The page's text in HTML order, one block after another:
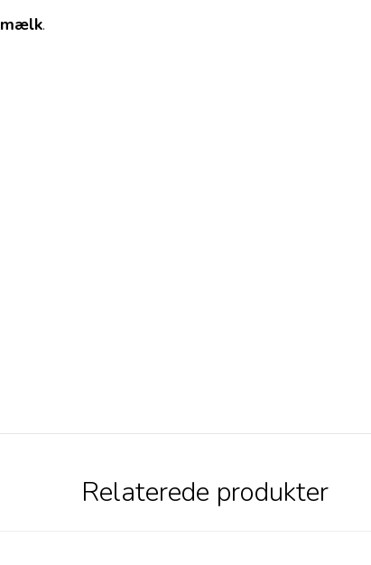
mælk.
Relaterede produkter